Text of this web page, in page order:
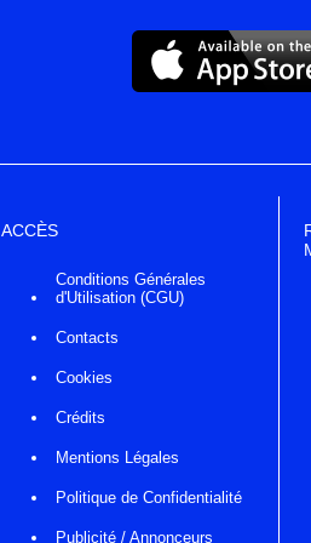
ACCÈS
Conditions Générales
d'Utilisation (CGU)
Contacts
Cookies
Crédits
Mentions Légales
Politique de Confidentialité
Publicité / Annonceurs